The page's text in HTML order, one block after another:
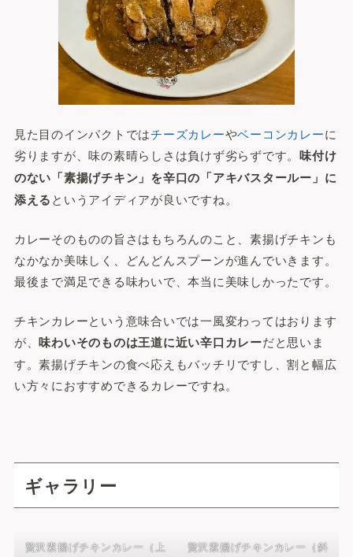
見た目のインパクトではチーズカレーやベーコンカレーに
劣りますが、味の素晴らしさは負けず劣らずです。味付け
のない「素揚げチキン」を辛口の「アキバスタールー」に
添えるというアイディアが良いですね。
カレーそのものの旨さはもちろんのこと、素揚げチキンも
なかなか美味しく、どんどんスプーンが進んでいきます。
最後まで満足できる味わいで、本当に美味しかったです。
チキンカレーという意味合いでは一風変わってはおります
が、味わいそのものは王道に近い辛口カレーだと思いま
す。素揚げチキンの食べ応えもバッチリですし、割と幅広
い方々におすすめできるカレーですね。
ギャラリー
贅沢素揚げチキンカレー（上
贅沢素揚げチキンカレー（斜